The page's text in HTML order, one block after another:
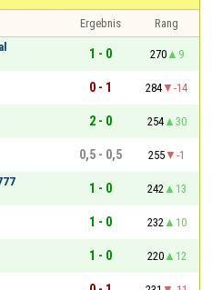
Ergebnis
Rang
1 - 0 270
9
0 - 1 284
-14
2 - 0 254
30
0,5 - 0,5 255
-1
1 - 0 242
13
1 - 0 232
10
1 - 0 220
12